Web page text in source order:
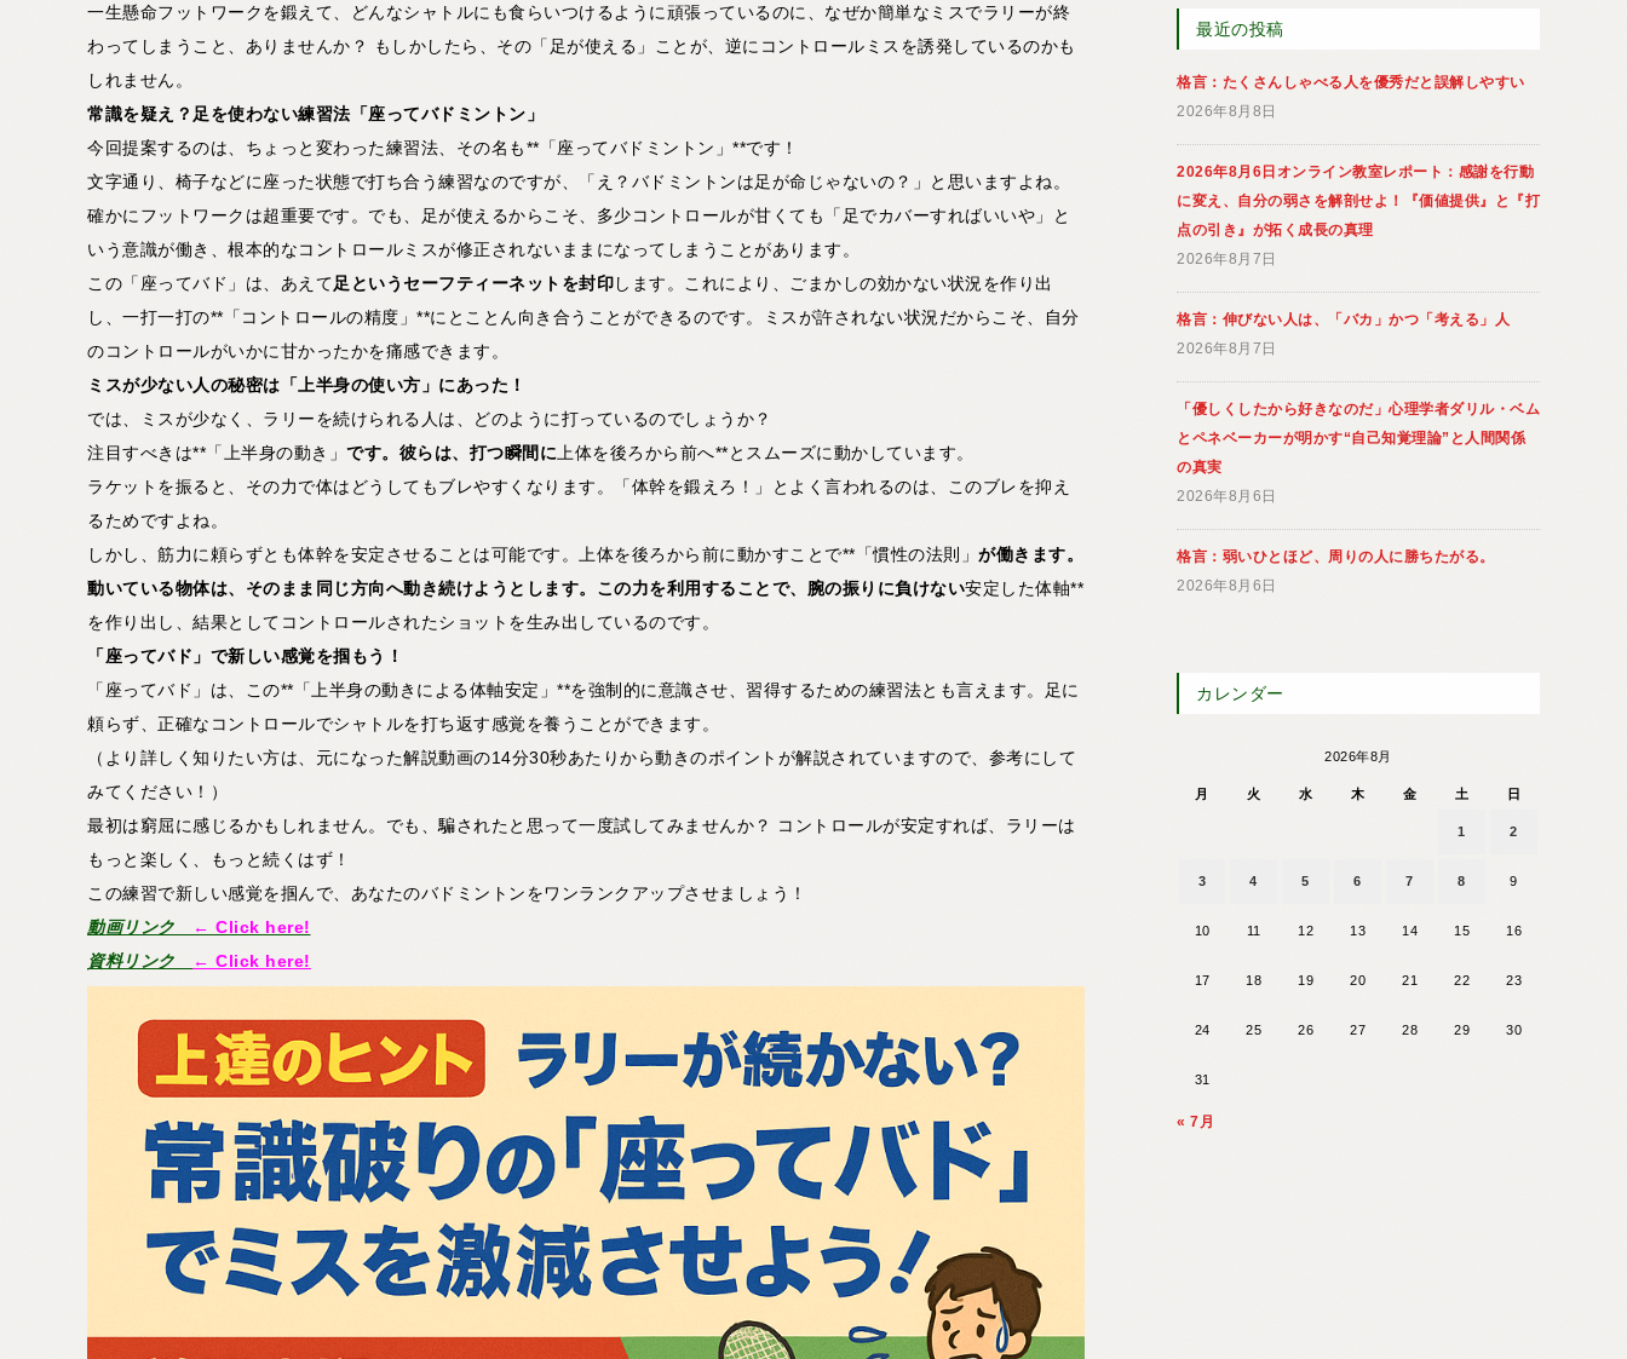
一生懸命フットワークを鍛えて、どんなシャトルにも食らいつけるように頑張っているのに、なぜか簡単なミスでラリーが終
わってしまうこと、ありませんか？ もしかしたら、その「足が使える」ことが、逆にコントロールミスを誘発しているのかも
しれません。
常識を疑え？足を使わない練習法「座ってバドミントン」
今回提案するのは、ちょっと変わった練習法、その名も**「座ってバドミントン」**です！
文字通り、椅子などに座った状態で打ち合う練習なのですが、「え？バドミントンは足が命じゃないの？」と思いますよね。
確かにフットワークは超重要です。でも、足が使えるからこそ、多少コントロールが甘くても「足でカバーすればいいや」と
いう意識が働き、根本的なコントロールミスが修正されないままになってしまうことがあります。
この「座ってバド」は、あえて足というセーフティーネットを封印します。これにより、ごまかしの効かない状況を作り出
し、一打一打の**「コントロールの精度」**にとことん向き合うことができるのです。ミスが許されない状況だからこそ、自分
のコントロールがいかに甘かったかを痛感できます。
ミスが少ない人の秘密は「上半身の使い方」にあった！
では、ミスが少なく、ラリーを続けられる人は、どのように打っているのでしょうか？
注目すべきは**「上半身の動き」 です。彼らは、打つ瞬間に 上体を後ろから前へ**とスムーズに動かしています。
ラケットを振ると、その力で体はどうしてもブレやすくなります。「体幹を鍛えろ！」とよく言われるのは、このブレを抑え
るためですよね。
しかし、筋力に頼らずとも体幹を安定させることは可能です。上体を後ろから前に動かすことで**「慣性の法則」 が働きます。
動いている物体は、そのまま同じ方向へ動き続けようとします。この力を利用することで、腕の振りに負けない安定した体軸**
を作り出し、結果としてコントロールされたショットを生み出しているのです。
「座ってバド」で新しい感覚を掴もう！
「座ってバド」は、この**「上半身の動きによる体軸安定」**を強制的に意識させ、習得するための練習法とも言えます。足に
頼らず、正確なコントロールでシャトルを打ち返す感覚を養うことができます。
（より詳しく知りたい方は、元になった解説動画の14分30秒あたりから動きのポイントが解説されていますので、参考にして
みてください！）
最初は窮屈に感じるかもしれません。でも、騙されたと思って一度試してみませんか？ コントロールが安定すれば、ラリーは
もっと楽しく、もっと続くはず！
この練習で新しい感覚を掴んで、あなたのバドミントンをワンランクアップさせましょう！
動画リンク
← Click here!
資料リンク
← Click here!
最近の投稿
格言：たくさんしゃべる人を優秀だと誤解しやすい
2026年8月8日
2026年8月6日オンライン教室レポート：感謝を行動
に変え、自分の弱さを解剖せよ！『価値提供』と『打
点の引き』が拓く成長の真理
2026年8月7日
格言：伸びない人は、「バカ」かつ「考える」人
2026年8月7日
「優しくしたから好きなのだ」心理学者ダリル・ベム
とペネベーカーが明かす“自己知覚理論”と人間関係
の真実
2026年8月6日
格言：弱いひとほど、周りの人に勝ちたがる。
2026年8月6日
カレンダー
2026年8月
月 火 水 木 金 土 日
1 2
3 4 5 6 7 8 9
10 11 12 13 14 15 16
17 18 19 20 21 22 23
24 25 26 27 28 29 30
31
« 7月